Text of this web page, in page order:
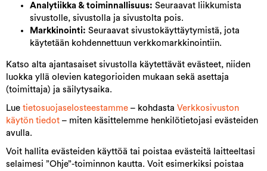
Analytiikka & toiminnallisuus: Seuraavat liikkumista
sivustolle, sivustolla ja sivustolta pois.
Markkinointi: Seuraavat sivustokäyttäytymistä, jota
käytetään kohdennettuun verkkomarkkinointiin.
Katso alta ajantasaiset sivustolla käytettävät evästeet, niiden
luokka yllä olevien kategorioiden mukaan sekä asettaja
(toimittaja) ja säilytysaika.
Lue tietosuojaselosteestamme – kohdasta Verkkosivuston
käytön tiedot – miten käsittelemme henkilötietojasi evästeiden
avulla.
Voit hallita evästeiden käyttöä tai poistaa evästeitä laitteeltasi
selaimesi ”Ohje”-toiminnon kautta. Voit esimerkiksi poistaa